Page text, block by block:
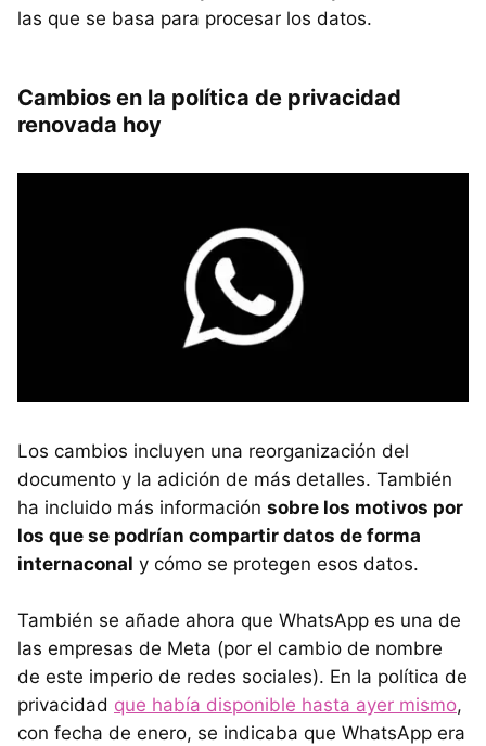
las que se basa para procesar los datos.
Cambios en la política de privacidad
renovada hoy
Los cambios incluyen una reorganización del
documento y la adición de más detalles. También
ha incluido más información sobre los motivos por
los que se podrían compartir datos de forma
internaconal y cómo se protegen esos datos.
También se añade ahora que WhatsApp es una de
las empresas de Meta (por el cambio de nombre
de este imperio de redes sociales). En la política de
privacidad que había disponible hasta ayer mismo,
con fecha de enero, se indicaba que WhatsApp era